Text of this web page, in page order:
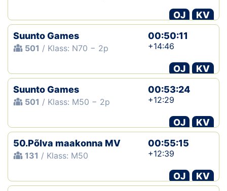
OJ
KV
Suunto Games
501 / Klass: N70 − 2p
00:50:11
+14:46
OJ
KV
Suunto Games
501 / Klass: M50 − 2p
00:53:24
+12:29
OJ
KV
50.Põlva maakonna MV
131 / Klass: M50
00:55:15
+12:39
OJ
KV